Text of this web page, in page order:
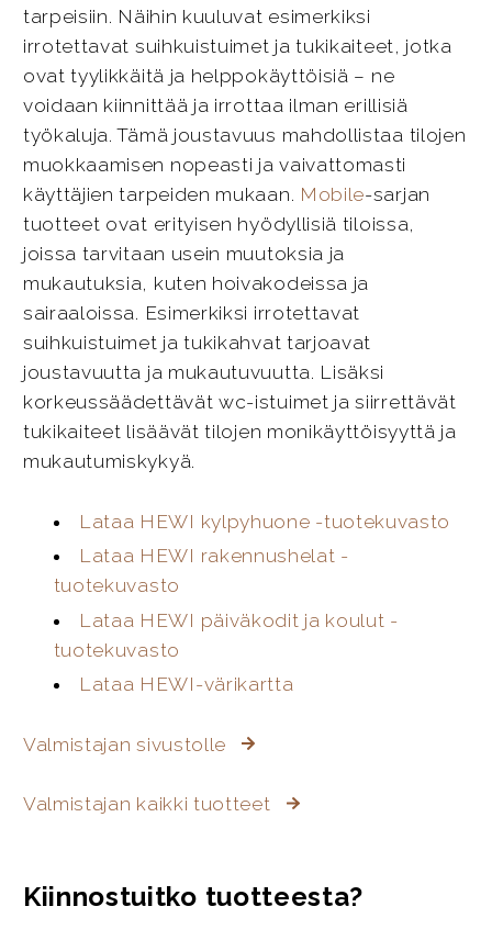
tarpeisiin. Näihin kuuluvat esimerkiksi
irrotettavat suihkuistuimet ja tukikaiteet, jotka
ovat tyylikkäitä ja helppokäyttöisiä – ne
voidaan kiinnittää ja irrottaa ilman erillisiä
työkaluja. Tämä joustavuus mahdollistaa tilojen
muokkaamisen nopeasti ja vaivattomasti
käyttäjien tarpeiden mukaan. Mobile-sarjan
tuotteet ovat erityisen hyödyllisiä tiloissa,
joissa tarvitaan usein muutoksia ja
mukautuksia, kuten hoivakodeissa ja
sairaaloissa. Esimerkiksi irrotettavat
suihkuistuimet ja tukikahvat tarjoavat
joustavuutta ja mukautuvuutta. Lisäksi
korkeussäädettävät wc-istuimet ja siirrettävät
tukikaiteet lisäävät tilojen monikäyttöisyyttä ja
mukautumiskykyä.
Lataa HEWI kylpyhuone -tuotekuvasto
Lataa HEWI rakennushelat -
tuotekuvasto
Lataa HEWI päiväkodit ja koulut -
tuotekuvasto
Lataa HEWI-värikartta
Valmistajan sivustolle
Valmistajan kaikki tuotteet
Kiinnostuitko tuotteesta?